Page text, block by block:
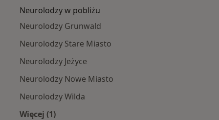
Neurolodzy w pobliżu
Neurolodzy Grunwald
Neurolodzy Stare Miasto
Neurolodzy Jeżyce
Neurolodzy Nowe Miasto
Neurolodzy Wilda
Więcej (1)